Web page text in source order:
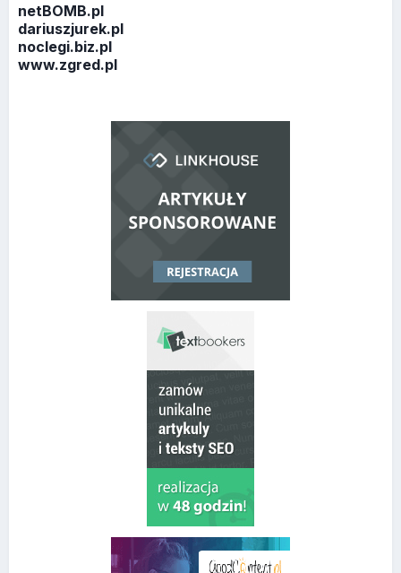
netBOMB.pl
dariuszjurek.pl
noclegi.biz.pl
www.zgred.pl